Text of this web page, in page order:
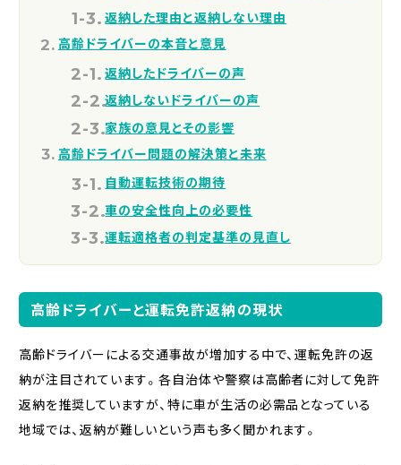
返納した理由と返納しない理由
高齢ドライバーの本音と意見
返納したドライバーの声
返納しないドライバーの声
家族の意見とその影響
高齢ドライバー問題の解決策と未来
自動運転技術の期待
車の安全性向上の必要性
運転適格者の判定基準の見直し
高齢ドライバーと運転免許返納の現状
高齢ドライバーによる交通事故が増加する中で、運転免許の返
納が注目されています。各自治体や警察は高齢者に対して免許
返納を推奨していますが、特に車が生活の必需品となっている
地域では、返納が難しいという声も多く聞かれます。